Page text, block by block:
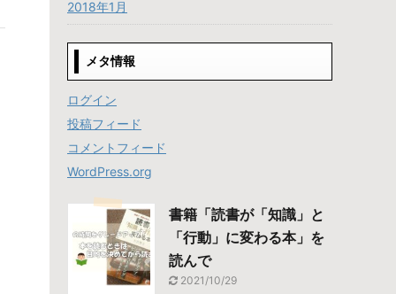
2018年1月
メタ情報
ログイン
投稿フィード
コメントフィード
WordPress.org
書籍「読書が「知識」と
「行動」に変わる本」を
読んで
2021/10/29